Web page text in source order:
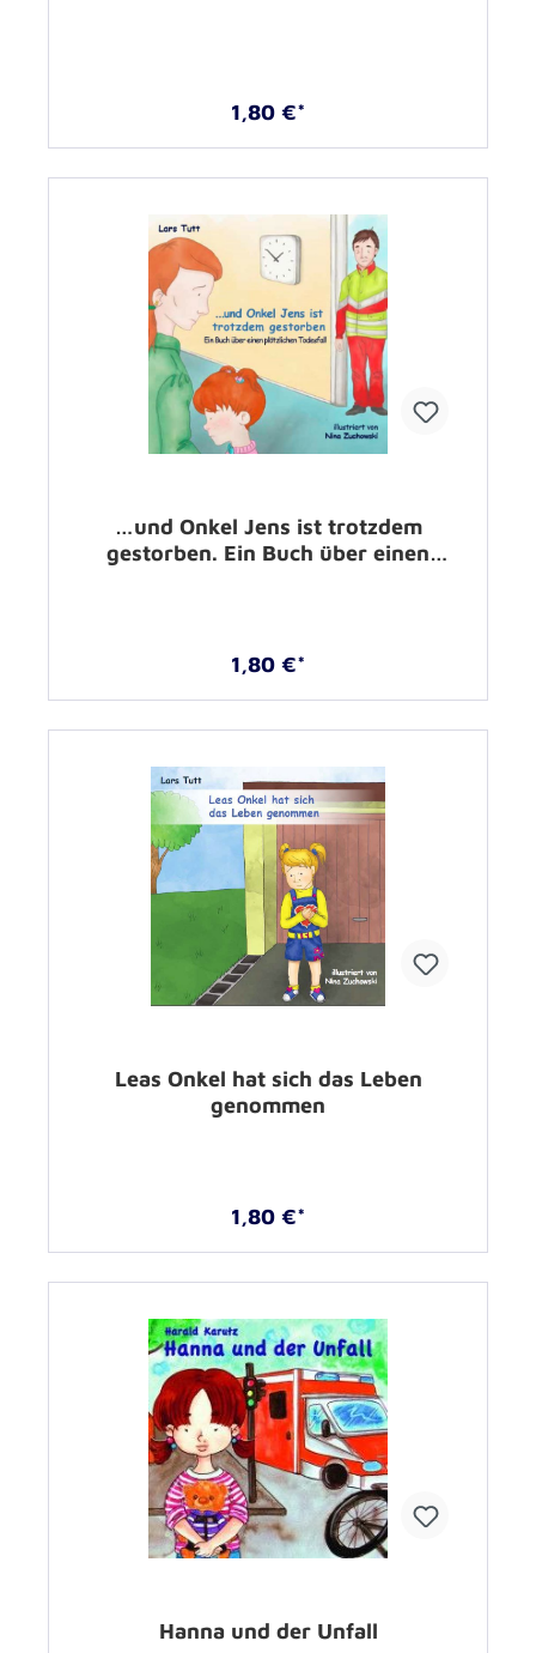
1,80 €*
…und Onkel Jens ist trotzdem
gestorben. Ein Buch über einen
1,80 €*
Leas Onkel hat sich das Leben
genommen
1,80 €*
Hanna und der Unfall